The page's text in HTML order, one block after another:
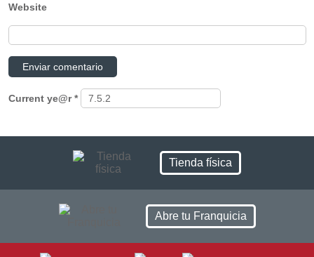
Website
Current ye@r*
Tienda física
Abre tu Franquicia